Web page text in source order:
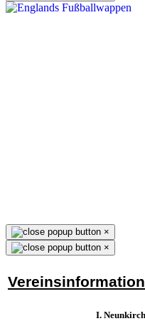
×
×
I.